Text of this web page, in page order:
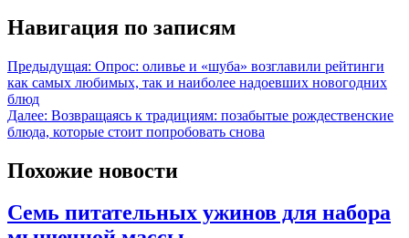
Навигация по записям
Предыдущая: Опрос: оливье и «шуба» возглавили рейтинги
как самых любимых, так и наиболее надоевших новогодних
блюд
Далее: Возвращаясь к традициям: позабытые рождественские
блюда, которые стоит попробовать снова
Похожие новости
Семь питательных ужинов для набора